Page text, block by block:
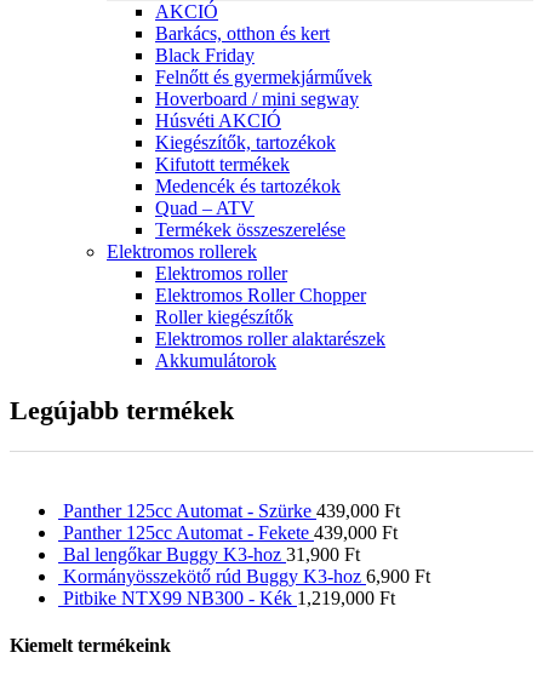
AKCIÓ
Barkács, otthon és kert
Black Friday
Felnőtt és gyermekjárművek
Hoverboard / mini segway
Húsvéti AKCIÓ
Kiegészítők, tartozékok
Kifutott termékek
Medencék és tartozékok
Quad – ATV
Termékek összeszerelése
Elektromos rollerek
Elektromos roller
Elektromos Roller Chopper
Roller kiegészítők
Elektromos roller alaktarészek
Akkumulátorok
Legújabb termékek
Panther 125cc Automat - Szürke 439,000 Ft
Panther 125cc Automat - Fekete 439,000 Ft
Bal lengőkar Buggy K3-hoz 31,900 Ft
Kormányösszekötő rúd Buggy K3-hoz 6,900 Ft
Pitbike NTX99 NB300 - Kék 1,219,000 Ft
Kiemelt termékeink